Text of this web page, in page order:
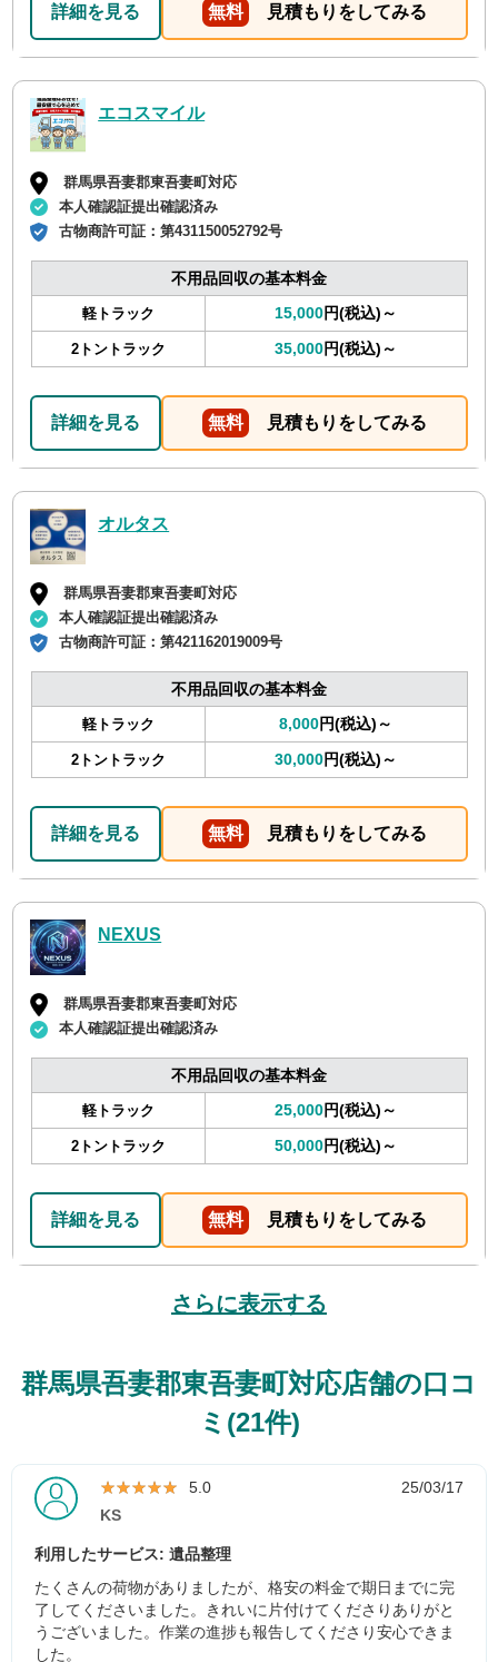
詳細を見る 無料 見積もりをしてみる
エコスマイル
群馬県吾妻郡東吾妻町対応
本人確認証提出確認済み
古物商許可証：第431150052792号
不用品回収の基本料金
軽トラック 15,000円(税込)～
2トントラック 35,000円(税込)～
詳細を見る 無料 見積もりをしてみる
オルタス
群馬県吾妻郡東吾妻町対応
本人確認証提出確認済み
古物商許可証：第421162019009号
不用品回収の基本料金
軽トラック 8,000円(税込)～
2トントラック 30,000円(税込)～
詳細を見る 無料 見積もりをしてみる
NEXUS
群馬県吾妻郡東吾妻町対応
本人確認証提出確認済み
不用品回収の基本料金
軽トラック 25,000円(税込)～
2トントラック 50,000円(税込)～
詳細を見る 無料 見積もりをしてみる
さらに表示する
群馬県吾妻郡東吾妻町対応店舗の口コ
ミ(21件)
★★★★★
★★★★★ 5.0
25/03/17
KS
利用したサービス: 遺品整理
たくさんの荷物がありましたが、格安の料金で期日までに完
了してくださいました。きれいに片付けてくださりありがと
うございました。作業の進捗も報告してくださり安心できま
した。